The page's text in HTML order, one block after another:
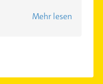
Mehr lesen